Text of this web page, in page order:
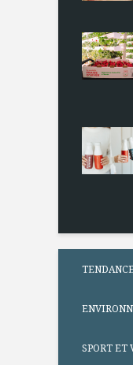
SPORT ET